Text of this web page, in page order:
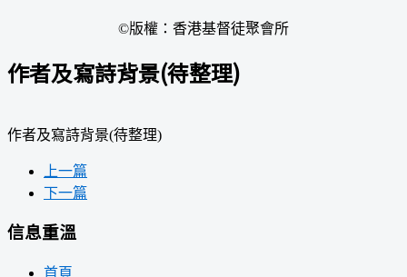
©版權：香港基督徒聚會所
作者及寫詩背景(待整理)
作者及寫詩背景(待整理)
上一篇
下一篇
信息重溫
首頁